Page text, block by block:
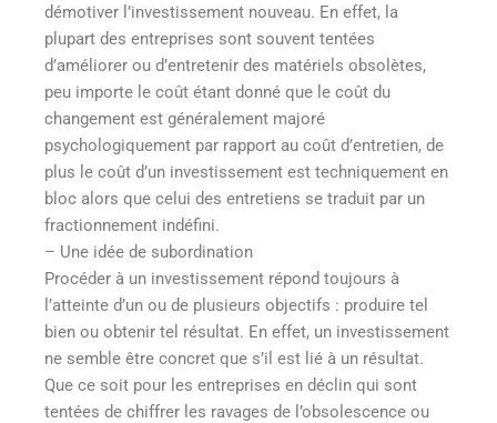
démotiver l’investissement nouveau. En effet, la
plupart des entreprises sont souvent tentées
d’améliorer ou d’entretenir des matériels obsolètes,
peu importe le coût étant donné que le coût du
changement est généralement majoré
psychologiquement par rapport au coût d’entretien, de
plus le coût d’un investissement est techniquement en
bloc alors que celui des entretiens se traduit par un
fractionnement indéfini.
– Une idée de subordination
Procéder à un investissement répond toujours à
l’atteinte d’un ou de plusieurs objectifs : produire tel
bien ou obtenir tel résultat. En effet, un investissement
ne semble être concret que s’il est lié à un résultat.
Que ce soit pour les entreprises en déclin qui sont
tentées de chiffrer les ravages de l’obsolescence ou